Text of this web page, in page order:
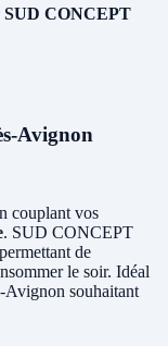
CONCEPT
Avignon
couplant vos
. SUD CONCEPT
de
le soir. Idéal
Avignon souhaitant